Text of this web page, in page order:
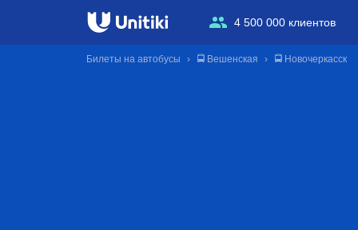
4 500 000 клиентов
Билеты на автобусы 🚍 Вешенская 🚍 Новочеркасск